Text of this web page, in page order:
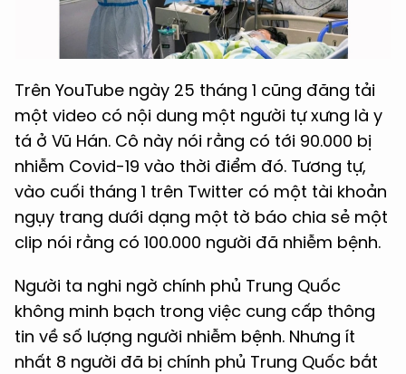
Trên YouTube ngày 25 tháng 1 cũng đăng tải
một video có nội dung một người tự xưng là y
tá ở Vũ Hán. Cô này nói rằng có tới 90.000 bị
nhiễm Covid-19 vào thời điểm đó. Tương tự,
vào cuối tháng 1 trên Twitter có một tài khoản
ngụy trang dưới dạng một tờ báo chia sẻ một
clip nói rằng có 100.000 người đã nhiễm bệnh.
Người ta nghi ngờ chính phủ Trung Quốc
không minh bạch trong việc cung cấp thông
tin về số lượng người nhiễm bệnh. Nhưng ít
nhất 8 người đã bị chính phủ Trung Quốc bắt